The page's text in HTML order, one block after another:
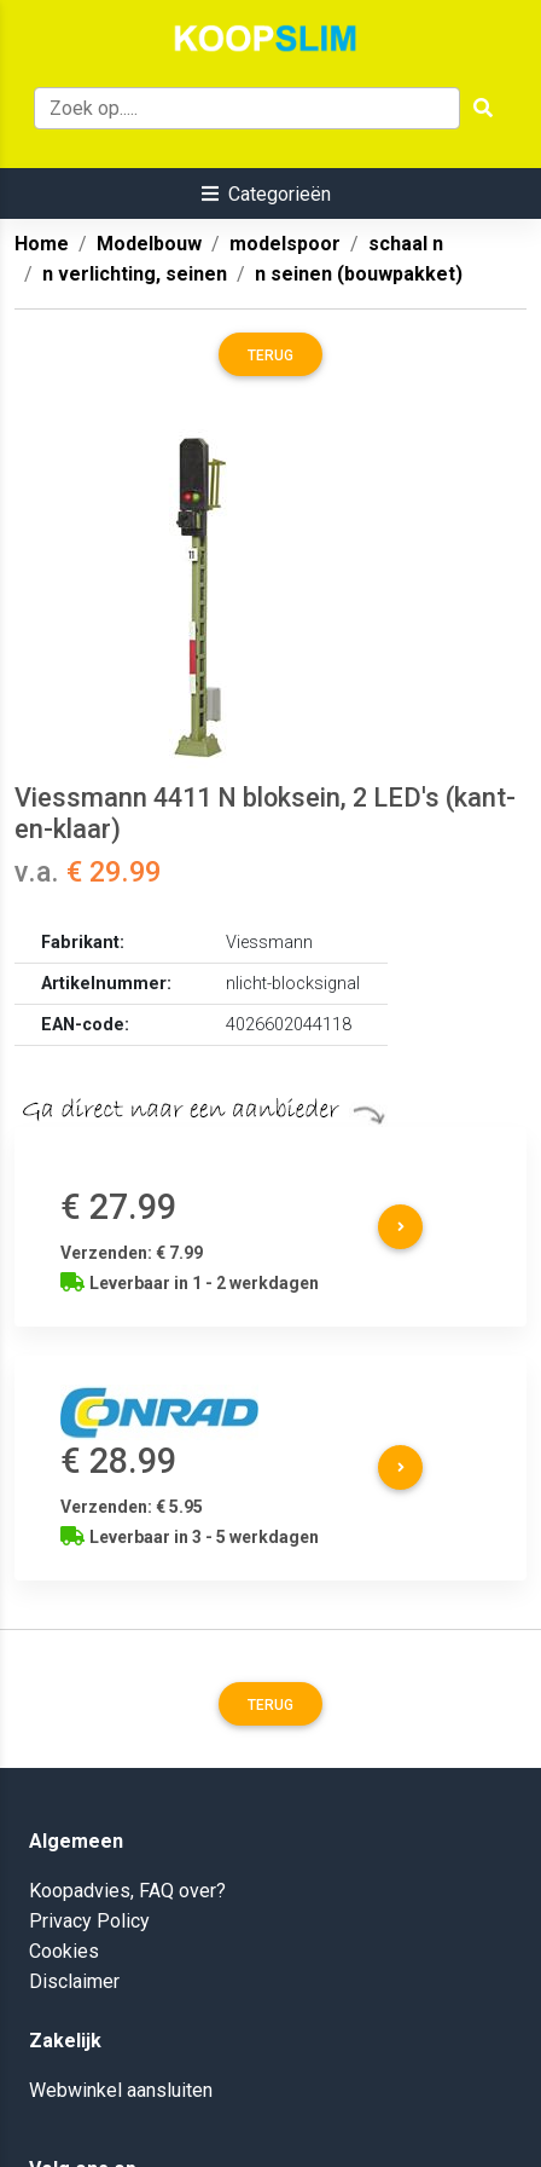
Categorieën
Home Modelbouw modelspoor
schaal n
n verlichting, seinen
n seinen (bouwpakket)
TERUG
Viessmann 4411 N bloksein, 2 LED's (kant-
en-klaar)
v.a. € 29.99
Fabrikant:
Viessmann
Artikelnummer:
nlicht-blocksignal
EAN-code:
4026602044118
€ 27.99
Verzenden: € 7.99
Leverbaar in 1 - 2 werkdagen
€ 28.99
Verzenden: € 5.95
Leverbaar in 3 - 5 werkdagen
TERUG
Algemeen
Koopadvies, FAQ over?
Privacy Policy
Cookies
Disclaimer
Zakelijk
Webwinkel aansluiten